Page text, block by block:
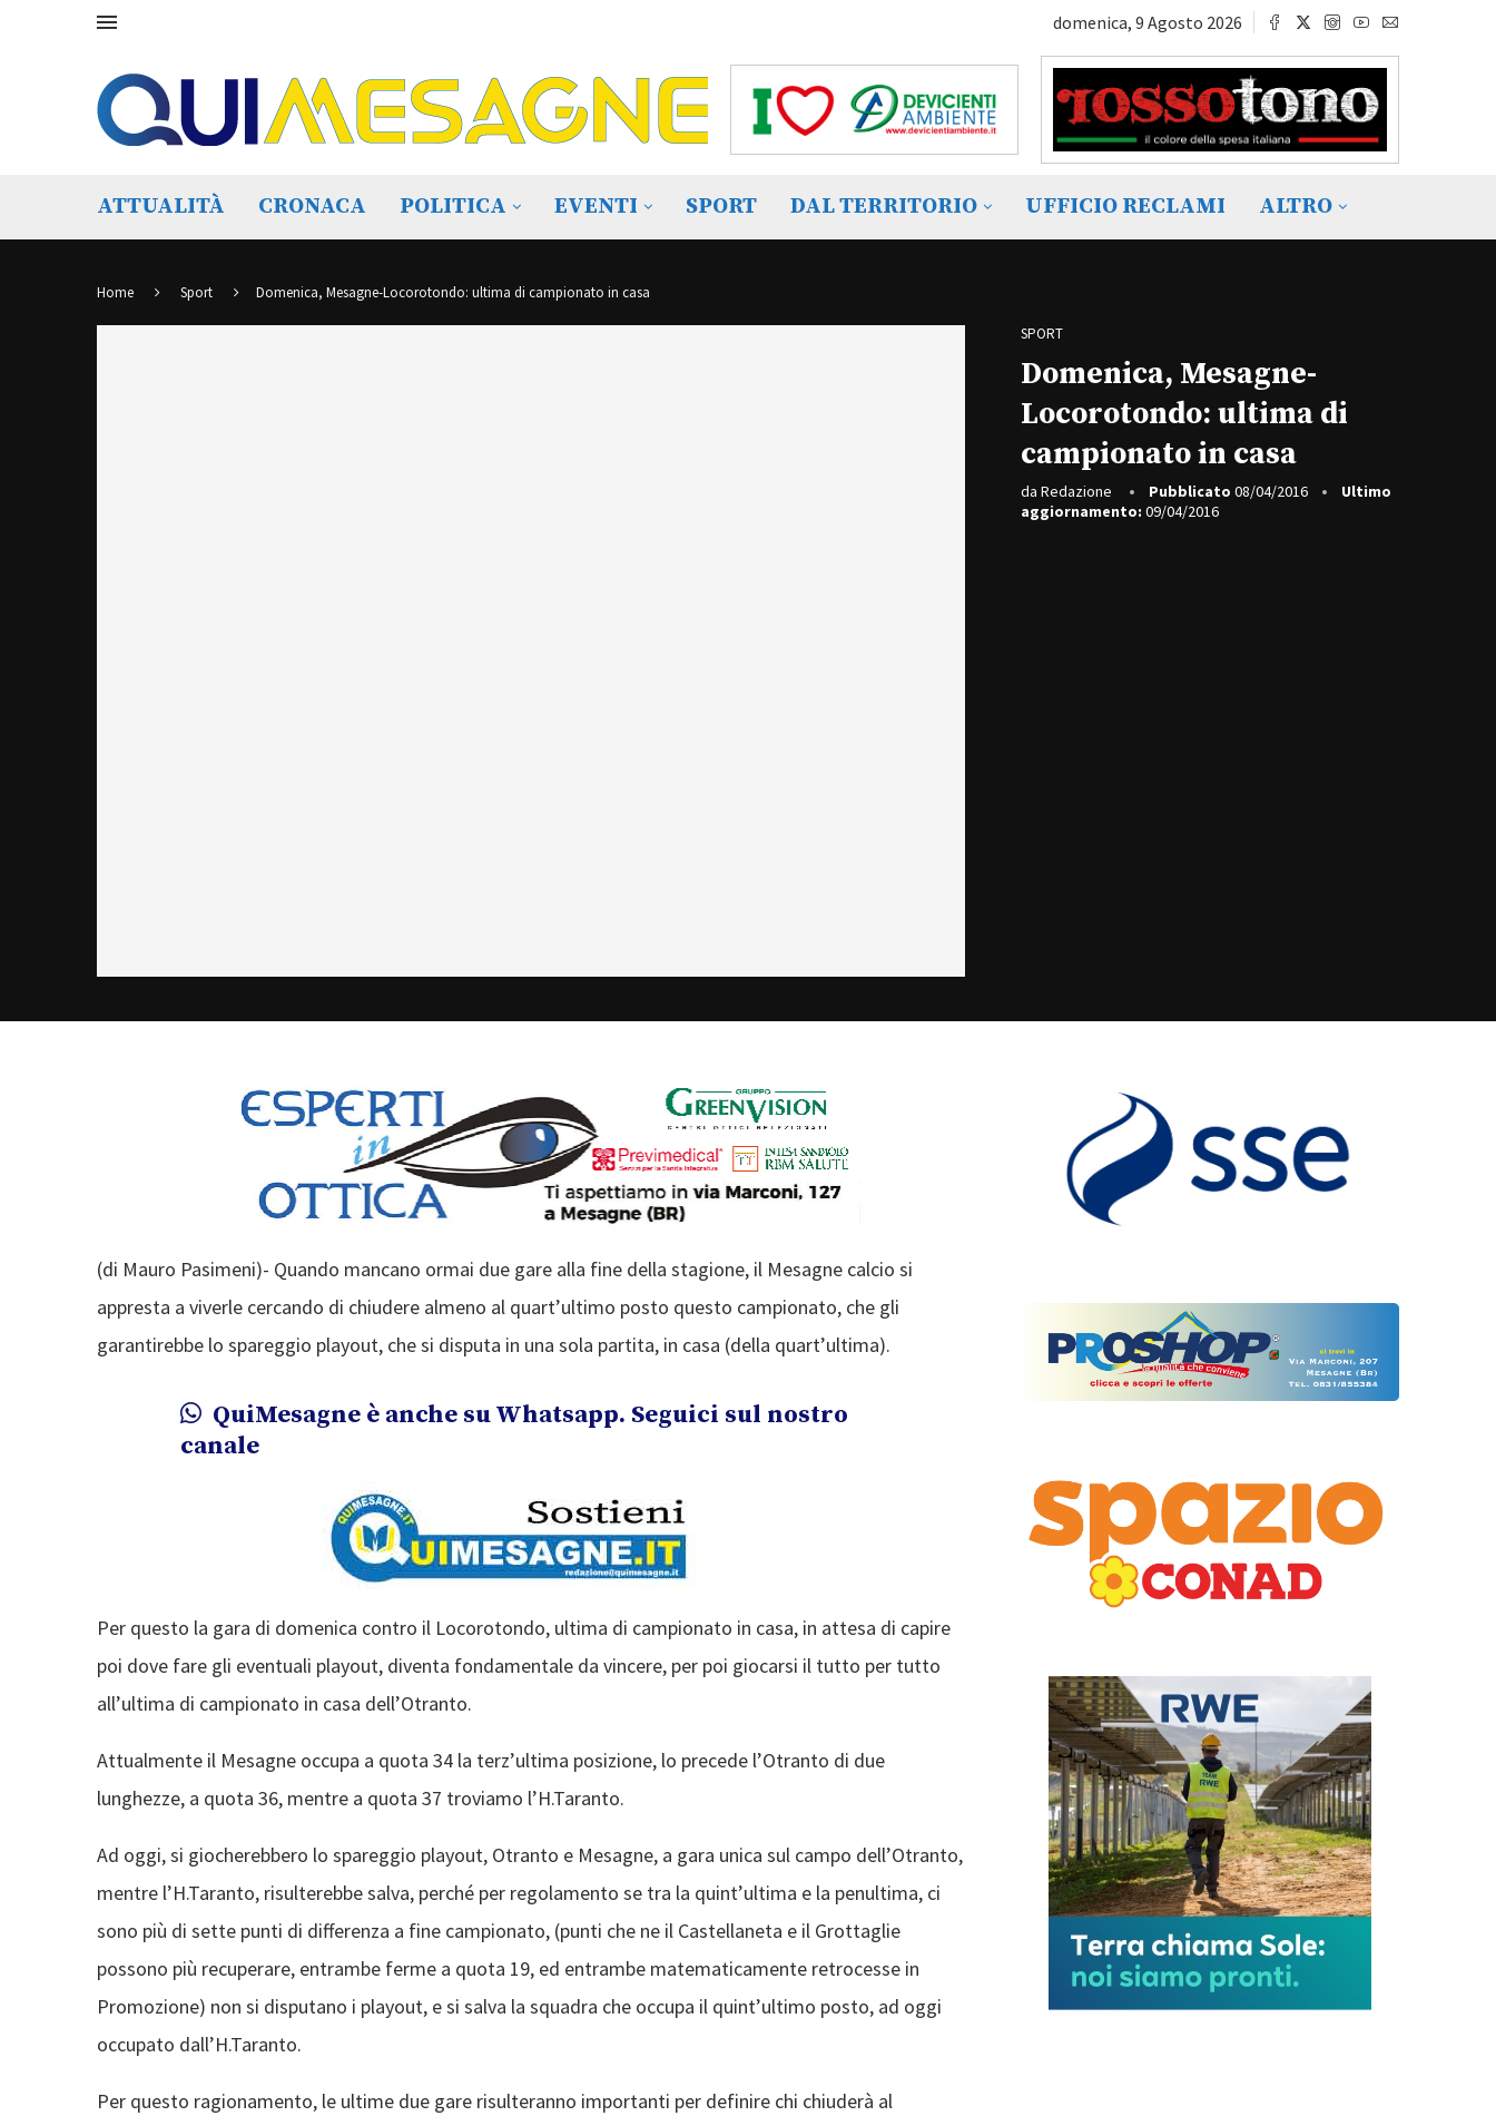
domenica, 9 Agosto 2026
ATTUALITÀ CRONACA POLITICA EVENTI SPORT DAL TERRITORIO UFFICIO RECLAMI ALTRO
Home Sport Domenica, Mesagne-Locorotondo: ultima di campionato in casa
SPORT
Domenica, Mesagne-
Locorotondo: ultima di
campionato in casa
da Redazione Pubblicato 08/04/2016
Ultimo
aggiornamento: 09/04/2016
(di Mauro Pasimeni)- Quando mancano ormai due gare alla fine della stagione, il Mesagne calcio si
appresta a viverle cercando di chiudere almeno al quart’ultimo posto questo campionato, che gli
garantirebbe lo spareggio playout, che si disputa in una sola partita, in casa (della quart’ultima).
QuiMesagne è anche su Whatsapp. Seguici sul nostro
canale
Per questo la gara di domenica contro il Locorotondo, ultima di campionato in casa, in attesa di capire
poi dove fare gli eventuali playout, diventa fondamentale da vincere, per poi giocarsi il tutto per tutto
all’ultima di campionato in casa dell’Otranto.
Attualmente il Mesagne occupa a quota 34 la terz’ultima posizione, lo precede l’Otranto di due
lunghezze, a quota 36, mentre a quota 37 troviamo l’H.Taranto.
Ad oggi, si giocherebbero lo spareggio playout, Otranto e Mesagne, a gara unica sul campo dell’Otranto,
mentre l’H.Taranto, risulterebbe salva, perché per regolamento se tra la quint’ultima e la penultima, ci
sono più di sette punti di differenza a fine campionato, (punti che ne il Castellaneta e il Grottaglie
possono più recuperare, entrambe ferme a quota 19, ed entrambe matematicamente retrocesse in
Promozione) non si disputano i playout, e si salva la squadra che occupa il quint’ultimo posto, ad oggi
occupato dall’H.Taranto.
Per questo ragionamento, le ultime due gare risulteranno importanti per definire chi chiuderà al